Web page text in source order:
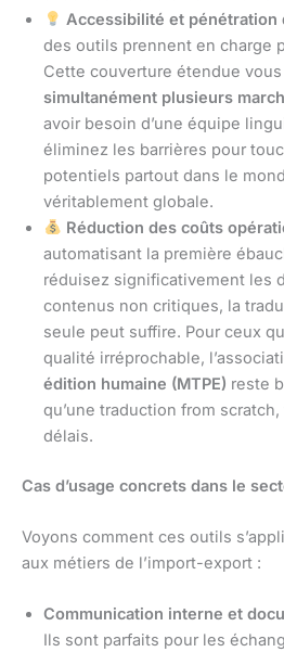
Accessibilité et pénétration
des outils prennent en charge
Cette couverture étendue
simultanément plusieurs
avoir besoin d’une équipe
éliminez les barrières pour
potentiels partout dans le
véritablement globale.
Réduction des coûts
automatisant la première
réduisez significativement les
contenus non critiques, la
seule peut suffire. Pour ceux
qualité irréprochable,
édition humaine (MTPE) reste
qu’une traduction from
délais.
Cas d’usage concrets dans le
Voyons comment ces outils
aux métiers de l’import-export :
Communication interne et
Ils sont parfaits pour les